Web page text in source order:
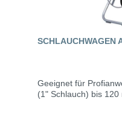
SCHLAUCHWAGEN
Geeignet für
(1" Schlauch) bis 120